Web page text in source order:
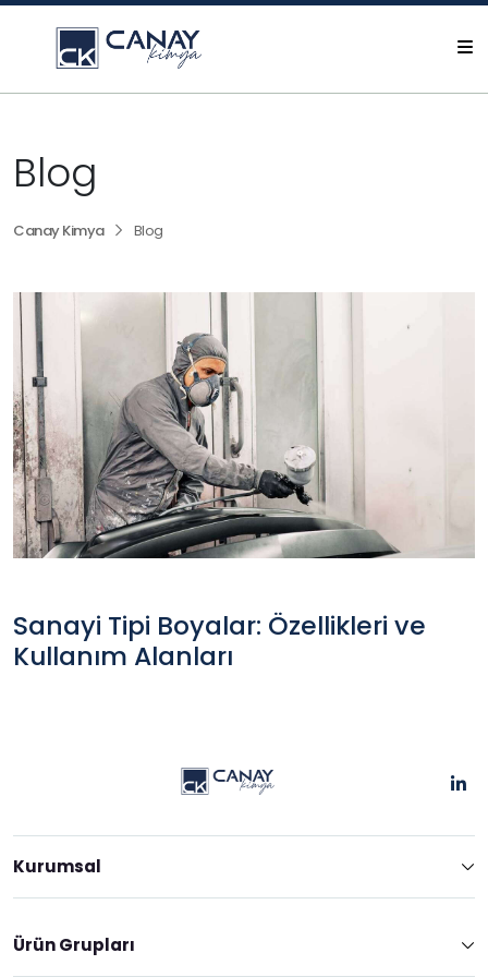
Blog
Canay Kimya Blog
Sanayi Tipi Boyalar: Özellikleri ve
Kullanım Alanları
Kurumsal
Ürün Grupları